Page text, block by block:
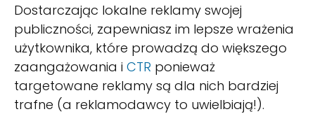
Dostarczając lokalne reklamy swojej
publiczności, zapewniasz im lepsze wrażenia
użytkownika, które prowadzą do większego
zaangażowania i CTR ponieważ
targetowane reklamy są dla nich bardziej
trafne (a reklamodawcy to uwielbiają!).